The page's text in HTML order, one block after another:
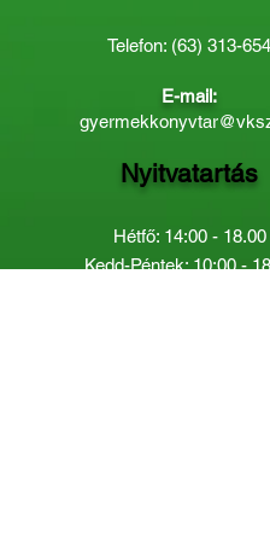
Telefon: (63) 313-654
E-mail:
Nyitvatartás
Hétfő: 14:00 - 18.00
Kedd-Péntek: 10:00 -